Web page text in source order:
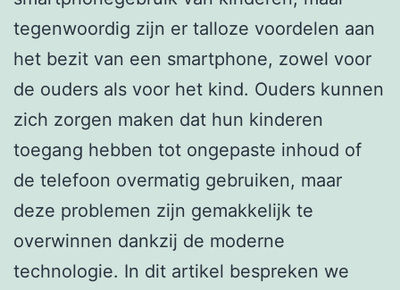
tegenwoordig zijn er talloze voordelen aan
het bezit van een smartphone, zowel voor
de ouders als voor het kind. Ouders kunnen
zich zorgen maken dat hun kinderen
toegang hebben tot ongepaste inhoud of
de telefoon overmatig gebruiken, maar
deze problemen zijn gemakkelijk te
overwinnen dankzij de moderne
technologie. In dit artikel bespreken we